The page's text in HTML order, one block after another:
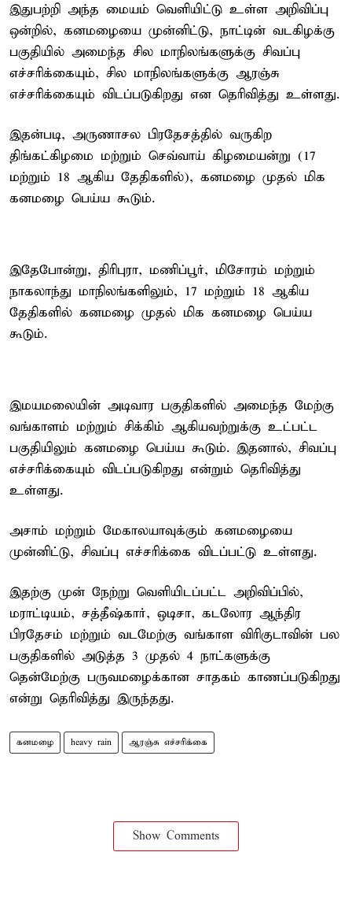
இதுபற்றி அந்த மையம் வெளியிட்டு உள்ள அறிவிப்பு
ஒன்றில், கனமழையை முன்னிட்டு, நாட்டின் வடகிழக்கு
பகுதியில் அமைந்த சில மாநிலங்களுக்கு சிவப்பு
எச்சரிக்கையும், சில மாநிலங்களுக்கு ஆரஞ்சு
எச்சரிக்கையும் விடப்படுகிறது என தெரிவித்து உள்ளது.
இதன்படி, அருணாசல பிரதேசத்தில் வருகிற
திங்கட்கிழமை மற்றும் செவ்வாய் கிழமையன்று (17
மற்றும் 18 ஆகிய தேதிகளில்), கனமழை முதல் மிக
கனமழை பெய்ய கூடும்.
இதேபோன்று, திரிபுரா, மணிப்பூர், மிசோரம் மற்றும்
நாகலாந்து மாநிலங்களிலும், 17 மற்றும் 18 ஆகிய
தேதிகளில் கனமழை முதல் மிக கனமழை பெய்ய
கூடும்.
இமயமலையின் அடிவார பகுதிகளில் அமைந்த மேற்கு
வங்காளம் மற்றும் சிக்கிம் ஆகியவற்றுக்கு உட்பட்ட
பகுதியிலும் கனமழை பெய்ய கூடும். இதனால், சிவப்பு
எச்சரிக்கையும் விடப்படுகிறது என்றும் தெரிவித்து
உள்ளது.
அசாம் மற்றும் மேகாலயாவுக்கும் கனமழையை
முன்னிட்டு, சிவப்பு எச்சரிக்கை விடப்பட்டு உள்ளது.
இதற்கு முன் நேற்று வெளியிடப்பட்ட அறிவிப்பில்,
மராட்டியம், சத்தீஷ்கார், ஒடிசா, கடலோர ஆந்திர
பிரதேசம் மற்றும் வடமேற்கு வங்காள விரிகுடாவின் பல
பகுதிகளில் அடுத்த 3 முதல் 4 நாட்களுக்கு
தென்மேற்கு பருவமழைக்கான சாதகம் காணப்படுகிறது
என்று தெரிவித்து இருந்தது.
கனமழை heavy rain ஆரஞ்சு எச்சரிக்கை
Show Comments